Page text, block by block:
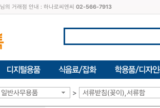
님의 거래점 안내 : 하나로씨엔씨 02-566-7913
일반사무용품 > 서류받침(꽂이),서류함